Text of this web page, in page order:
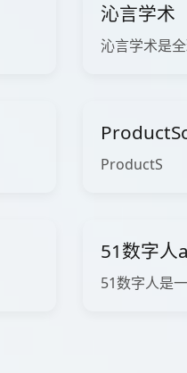
沁言学术
沁言学术是
ProductS
51数字人
51数字人是